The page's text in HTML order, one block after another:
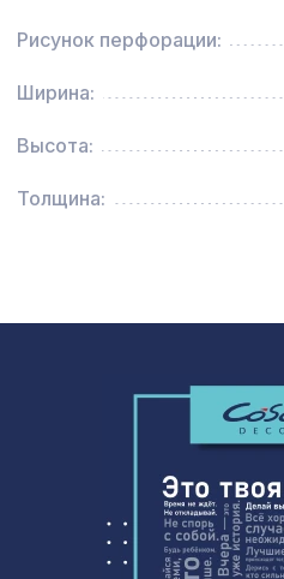
Рисунок перфорации:
Ширина:
Высота:
Толщина: